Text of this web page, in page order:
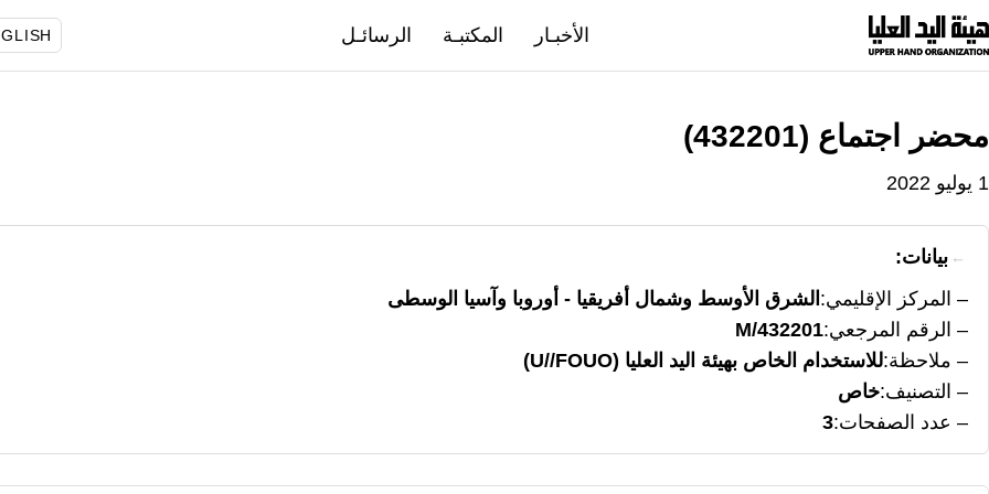
انتقل
إلى
المحتوى
الأخبـار المكتبـة الرسائـل
محضر اجتماع (432201)
1 يوليو 2022
بيانات:
المركز الإقليمي الشرق الأوسط وشمال أفريقيا - أوروبا وآسيا الوسطى
الرقم المرجعي M/432201
ملاحظة للاستخدام الخاص بهيئة اليد العليا (U//FOUO)
التصنيف خاص
عدد الصفحات 3